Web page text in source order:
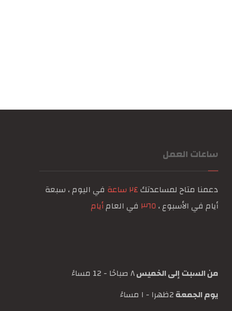
ساعات العمل
دعمنا متاح لمساعدتك٢٤ ساعة
في اليوم ، سبعة
أيام في الأسبوع ، ٣٦٥ في العامأيام
من السبت إلى الخميس٨ صباحًا - 12 مساءً
يوم الجمعة2ظهرا - ١ مساءً